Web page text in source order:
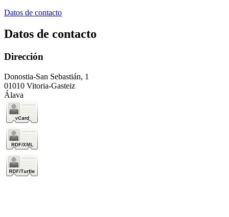
Datos de contacto
Datos de contacto
Dirección
Donostia-San Sebastián, 1
01010 Vitoria-Gasteiz
Álava